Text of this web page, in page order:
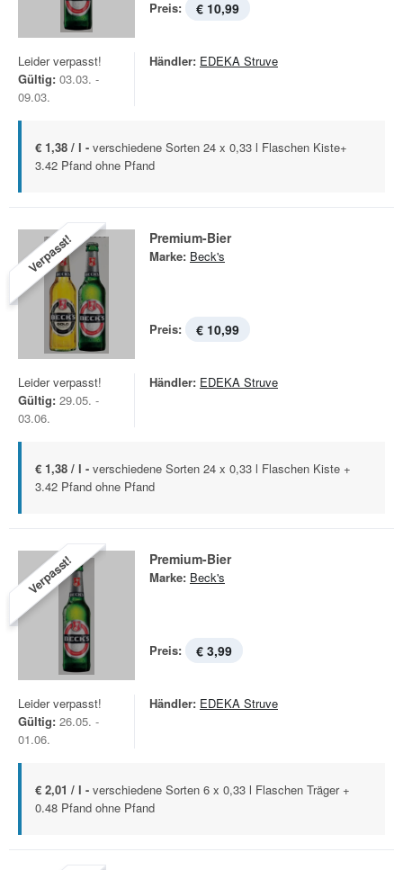
Preis: € 10,99
Leider verpasst!
Gültig: 03.03. -
09.03.
Händler: EDEKA Struve
€ 1,38 / l - verschiedene Sorten 24 x 0,33 l Flaschen Kiste+
3.42 Pfand ohne Pfand
Verpasst! Premium-Bier
Marke: Beck's
Preis: € 10,99
Leider verpasst!
Gültig: 29.05. -
03.06.
Händler: EDEKA Struve
€ 1,38 / l - verschiedene Sorten 24 x 0,33 l Flaschen Kiste +
3.42 Pfand ohne Pfand
Verpasst! Premium-Bier
Marke: Beck's
Preis: € 3,99
Leider verpasst!
Gültig: 26.05. -
01.06.
Händler: EDEKA Struve
€ 2,01 / l - verschiedene Sorten 6 x 0,33 l Flaschen Träger +
0.48 Pfand ohne Pfand